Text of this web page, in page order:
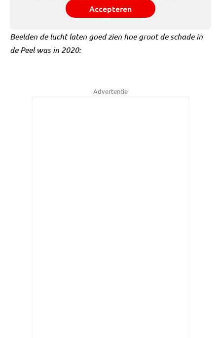
Accepteren
Beelden de lucht laten goed zien hoe groot de schade in
de Peel was in 2020:
Advertentie